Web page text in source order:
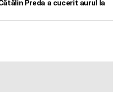
Preda a cucerit aurul la